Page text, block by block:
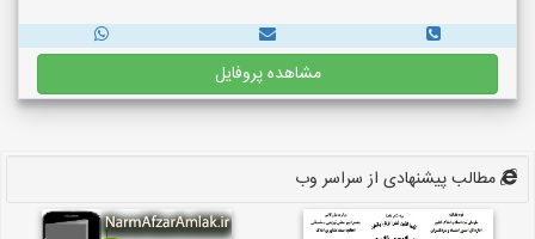
مشاهده پروفایل
مطالب پیشنهادی از سراسر وب